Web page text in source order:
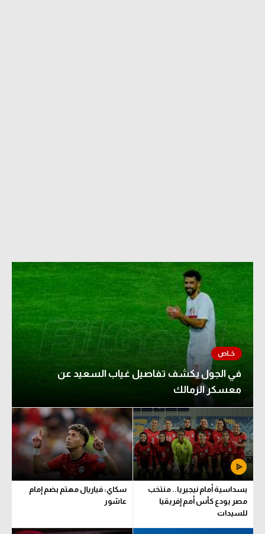
في الجول يكشف تفاصيل غياب السعيد عن
معسكر الزمالك
بسداسية أمام نيجيريا.. منتخب
مصر يودع كأس أمم إفريقيا
للسيدات
سكاي: فياريال مهتم بضم إمام
عاشور